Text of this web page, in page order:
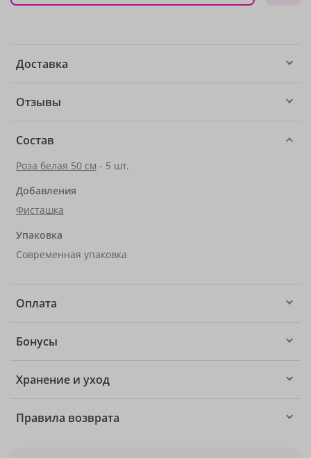
Доставка
Отзывы
Состав
Роза белая 50 см - 5 шт.
Добавления
Фисташка
Упаковка
Современная упаковка
Оплата
Бонусы
Хранение и уход
Правила возврата